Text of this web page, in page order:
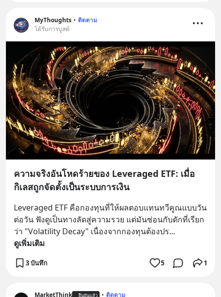
MyThoughts • ติดตาม
ได้รับการบูสต์
ความจริงอันโหดร้ายของ Leveraged ETF: เมื่อ
กิเลสถูกจัดตั้งเป็นระบบการเงิน
Leveraged ETF คือกองทุนที่ให้ผลตอบแทนทวีคูณแบบวัน
ต่อวัน ฟังดูเป็นทางลัดสู่ความรวย แต่มันซ่อนกับดักที่เรียก
ว่า "Volatility Decay" เนื่องจากกองทุนต้องปร...
ดูเพิ่มเติม
3 บันทึก 5 1
MarketThink ยืนยันแล้ว • ติดตาม